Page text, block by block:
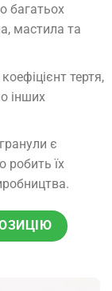
багатьох
мастила та
тертя,
інших
є
робить їх